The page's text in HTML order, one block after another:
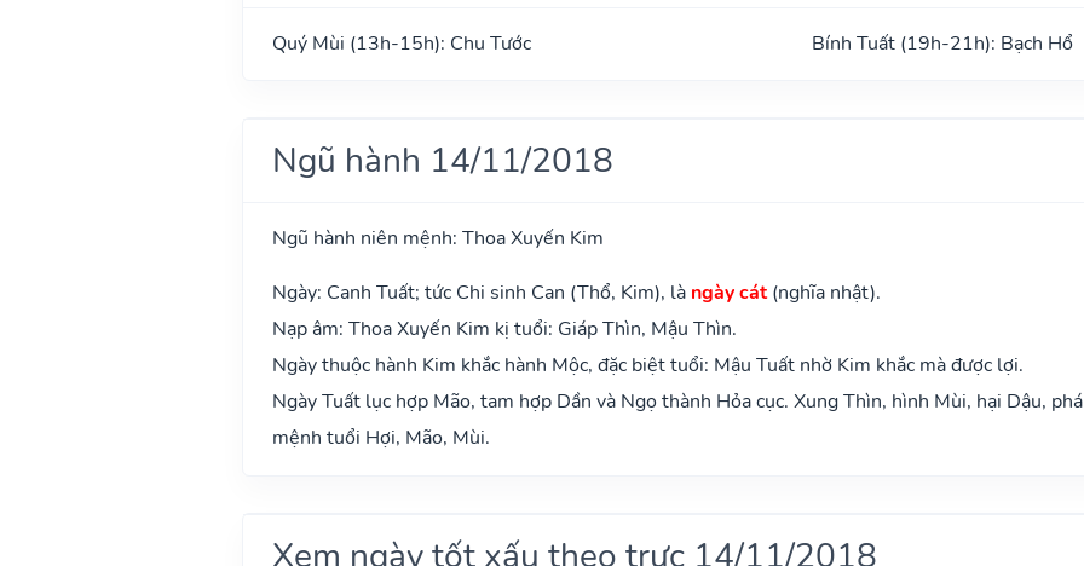
Quý Mùi (13h-15h): Chu Tước Bính Tuất (19h-21h): Bạch Hổ
Ngũ hành 14/11/2018
Ngũ hành niên mệnh: Thoa Xuyến Kim
Ngày: Canh Tuất; tức Chi sinh Can (Thổ, Kim), là ngày cát(nghĩa nhật).
Nạp âm: Thoa Xuyến Kim kị tuổi: Giáp Thìn, Mậu Thìn.
Ngày thuộc hành Kim khắc hành Mộc, đặc biệt tuổi: Mậu Tuất nhờ Kim khắc mà được lợi.
Ngày Tuất lục hợp Mão, tam hợp Dần và Ngọ thành Hỏa cục. Xung Thìn, hình Mùi, hại Dậu,
mệnh tuổi Hợi, Mão, Mùi.
Xem ngày tốt xấu theo trực 14/11/2018